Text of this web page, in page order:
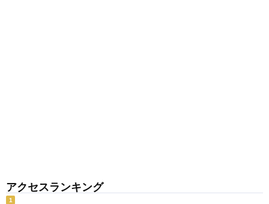
アクセスランキング
1